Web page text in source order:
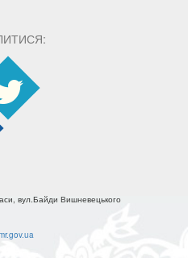
вул.Байди Вишневецького